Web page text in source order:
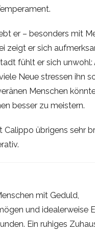
er – besonders mit
zeigt er sich
fühlt er sich
Neue stressen ihn
Menschen
besser zu meistern.
Calippo übrigens sehr
mit Geduld,
und idealerweise
Ein ruhiges